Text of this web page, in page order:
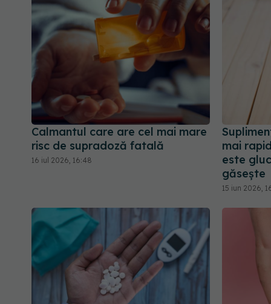
Calmantul care are cel mai mare
risc de supradoză fatală
16 iul 2026, 16:48
mai
este
găsește
15 iun 2026,